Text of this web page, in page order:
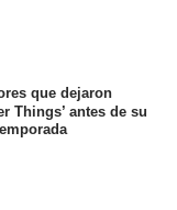
que dejaron
Things’ antes de su